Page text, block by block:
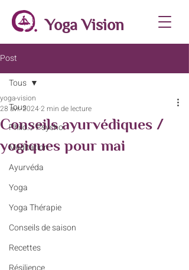
Yoga Vision
Post
Tous
Philo. / Psycho.
Méditation
Ayurvéda
Yoga
Yoga Thérapie
Conseils de saison
Recettes
Tous
Conseils ayurvédiques /
yogiques pour mai
yoga-vision
28 avr. 20242 min de lecture